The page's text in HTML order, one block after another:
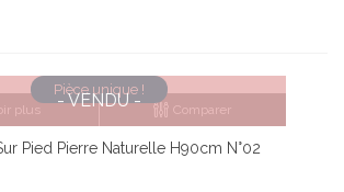
Pièce unique !
- VENDU -
plus Comparer
Pied Pierre Naturelle H90cm N°02